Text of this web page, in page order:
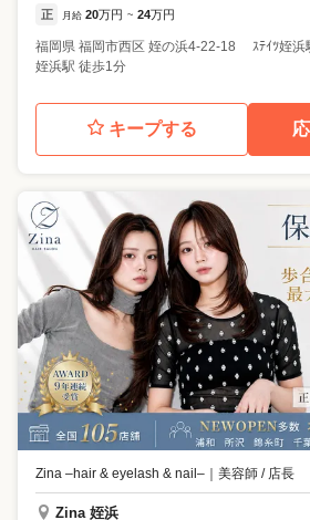
正 月給 20万円 ~ 24万円
福岡県 福岡市西区 姪の浜4-22-18 ｽﾃｲﾂ姪浜
姪浜駅 徒歩1分
キープする
Zina –hair & eyelash & nail– ｜ 美容師 / 店長
Zina 姪浜